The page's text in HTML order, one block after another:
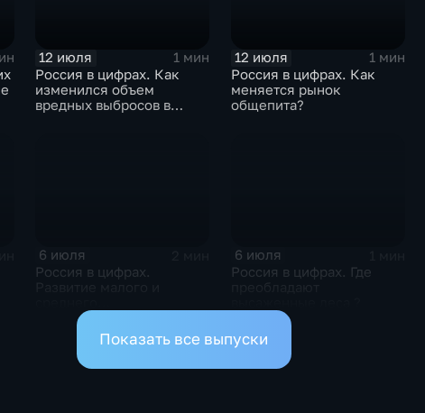
12 июля
1 мин
Россия в цифрах. Как
изменился объем
вредных выбросов в
12 июля
1 мин
Россия в цифрах. Как
меняется рынок
общепита?
6 июля
Россия в цифрах.
предпринимательства
6 июля
Россия в цифрах. Где
Показать все выпуски